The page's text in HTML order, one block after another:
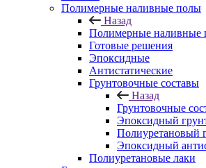
Полимерные наливные полы
Назад
Полимерные наливные
Готовые решения
Эпоксидные
Антистатические
Грунтовочные составы
Назад
Грунтовочные
Эпоксидный
Полиуретановый
Эпоксидный
Полиуретановые лаки